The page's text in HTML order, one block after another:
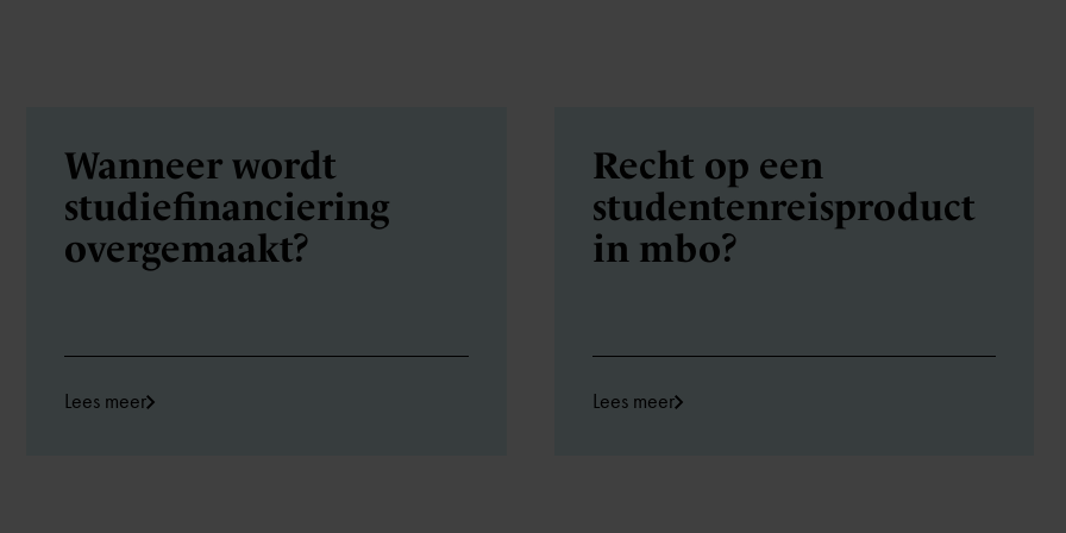
Wanneer wordt
studiefinanciering
overgemaakt?
Lees meer
Recht op een
studentenreisproduct
in mbo?
Lees meer